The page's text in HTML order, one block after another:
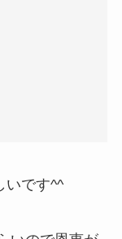
いです^^